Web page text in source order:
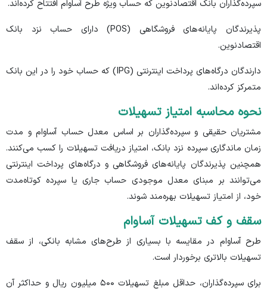
سپرده‌گذاران بانک اقتصادنوین که حساب ویژه طرح آساوام افتتاح کرده‌اند.
پذیرندگان پایانه‌های فروشگاهی (POS) دارای حساب نزد بانک
اقتصادنوین.
دارندگان درگاه‌های پرداخت اینترنتی (IPG) که حساب خود را در این بانک
متمرکز کرده‌اند.
نحوه محاسبه امتیاز تسهیلات
مشتریان حقیقی و سپرده‌گذاران بر اساس معدل حساب آساوام و مدت
زمان ماندگاری سپرده نزد بانک، امتیاز دریافت تسهیلات را کسب می‌کنند.
همچنین پذیرندگان پایانه‌های فروشگاهی و درگاه‌های پرداخت اینترنتی
می‌توانند بر مبنای معدل موجودی حساب جاری یا سپرده کوتاه‌مدت
خود، از امتیاز تسهیلات بهره‌مند شوند.
سقف و کف تسهیلات آساوام
طرح آساوام در مقایسه با بسیاری از طرح‌های مشابه بانکی، از سقف
تسهیلات بالاتری برخوردار است.
برای سپرده‌گذاران، حداقل مبلغ تسهیلات ۵۰۰ میلیون ریال و حداکثر آن